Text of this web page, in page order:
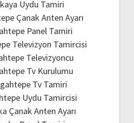
Uydu Tamiri
Çanak Anten Ayarı
Panel Tamiri
Televizyon Tamircisi
Televizyoncu
Tv Kurulumu
Tv Tamiri
Uydu Tamircisi
Çanak Anten Ayarı